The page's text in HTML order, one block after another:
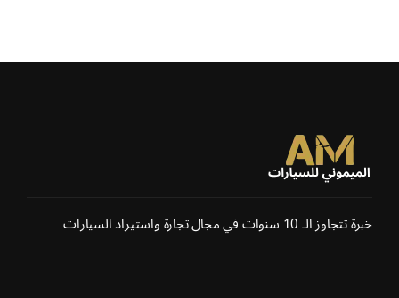
خبرة تتجاوز الـ 10 سنوات في مجال تجارة واستيراد السيارات